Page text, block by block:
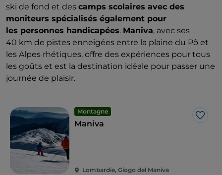
ski de fond et des camps scolaires avec des
moniteurs spécialisés également pour
les personnes handicapées. Maniva, avec ses
40 km de pistes enneigées entre la plaine du Pô et
les Alpes rhétiques, offre des expériences pour tous
les goûts et est la destination idéale pour passer une
journée de plaisir.
Montagne
Maniva
Lombardie, Giogo del Maniva